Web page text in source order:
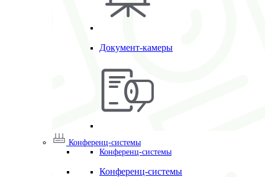
Документ-камеры
Конференц-системы
Конференц-системы
Конференц-системы